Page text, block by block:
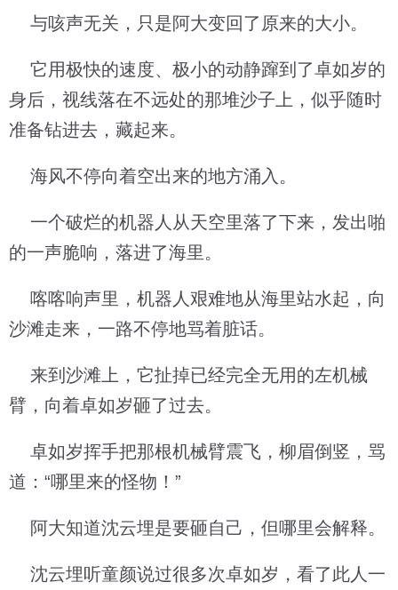
与咳声无关，只是阿大变回了原来的大小。
它用极快的速度、极小的动静蹿到了卓如岁的
身后，视线落在不远处的那堆沙子上，似乎随时
准备钻进去，藏起来。
海风不停向着空出来的地方涌入。
一个破烂的机器人从天空里落了下来，发出啪
的一声脆响，落进了海里。
喀喀响声里，机器人艰难地从海里站水起，向
沙滩走来，一路不停地骂着脏话。
来到沙滩上，它扯掉已经完全无用的左机械
臂，向着卓如岁砸了过去。
卓如岁挥手把那根机械臂震飞，柳眉倒竖，骂
道：“哪里来的怪物！”
阿大知道沈云埋是要砸自己，但哪里会解释。
沈云埋听童颜说过很多次卓如岁，看了此人一